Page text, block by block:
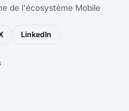
de l'écosystème Mobile
LinkedIn